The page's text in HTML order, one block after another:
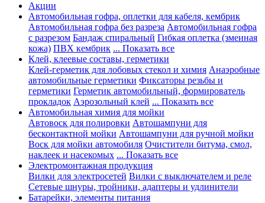
Акции
Автомобильная гофра, оплетки для кабеля, кембрик
Автомобильная гофра без разреза Автомобильная гофра
с разрезом Бандаж спиральный Гибкая оплетка (змеиная
кожа) ПВХ кембрик ... Показать все
Клей, клеевые составы, герметики
Клей-герметик для лобовых стекол и химия Анаэробные
автомобильные герметики Фиксаторы резьбы и
герметики Герметик автомобильный, формирователь
прокладок Аэрозольный клей ... Показать все
Автомобильная химия для мойки
Автовоск для полировки Автошампуни для
бесконтактной мойки Автошампуни для ручной мойки
Воск для мойки автомобиля Очистители битума, смол,
наклеек и насекомых ... Показать все
Электромонтажная продукция
Вилки для электросетей Вилки с выключателем и реле
Сетевые шнуры, тройники, адаптеры и удлинители
Батарейки, элементы питания